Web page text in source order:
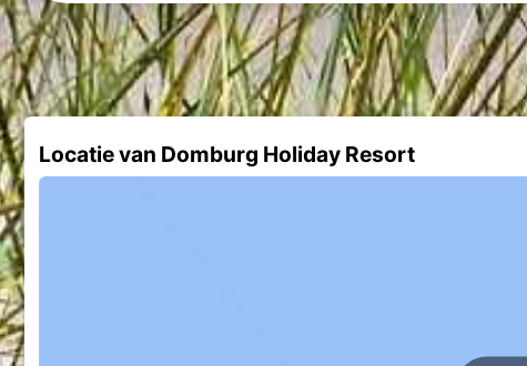
Locatie van Domburg Holiday Resort